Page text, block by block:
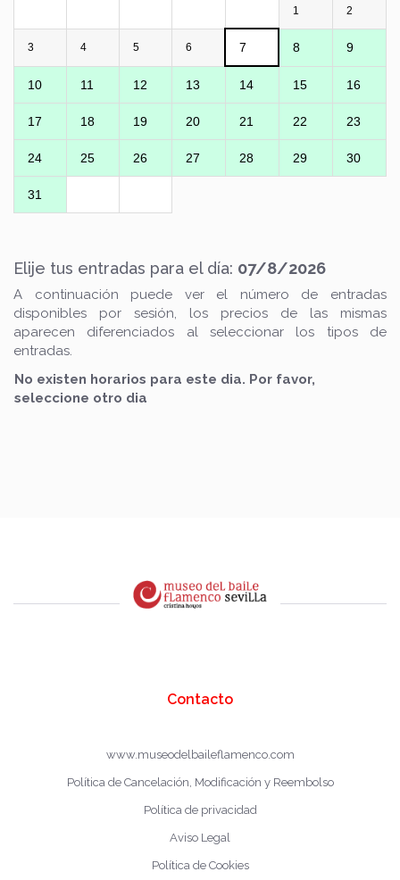
1 2
3 4 5 6 7 8 9
10 11 12 13 14 15 16
17 18 19 20 21 22 23
24 25 26 27 28 29 30
31
Elije tus entradas para el día: 07/8/2026
A continuación puede ver el número de entradas
disponibles por sesión, los precios de las mismas
aparecen diferenciados al seleccionar los tipos de
entradas.
No existen horarios para este dia. Por favor,
seleccione otro dia
Contacto
www.museodelbaileflamenco.com
Política de Cancelación, Modificación y Reembolso
Política de privacidad
Aviso Legal
Política de Cookies